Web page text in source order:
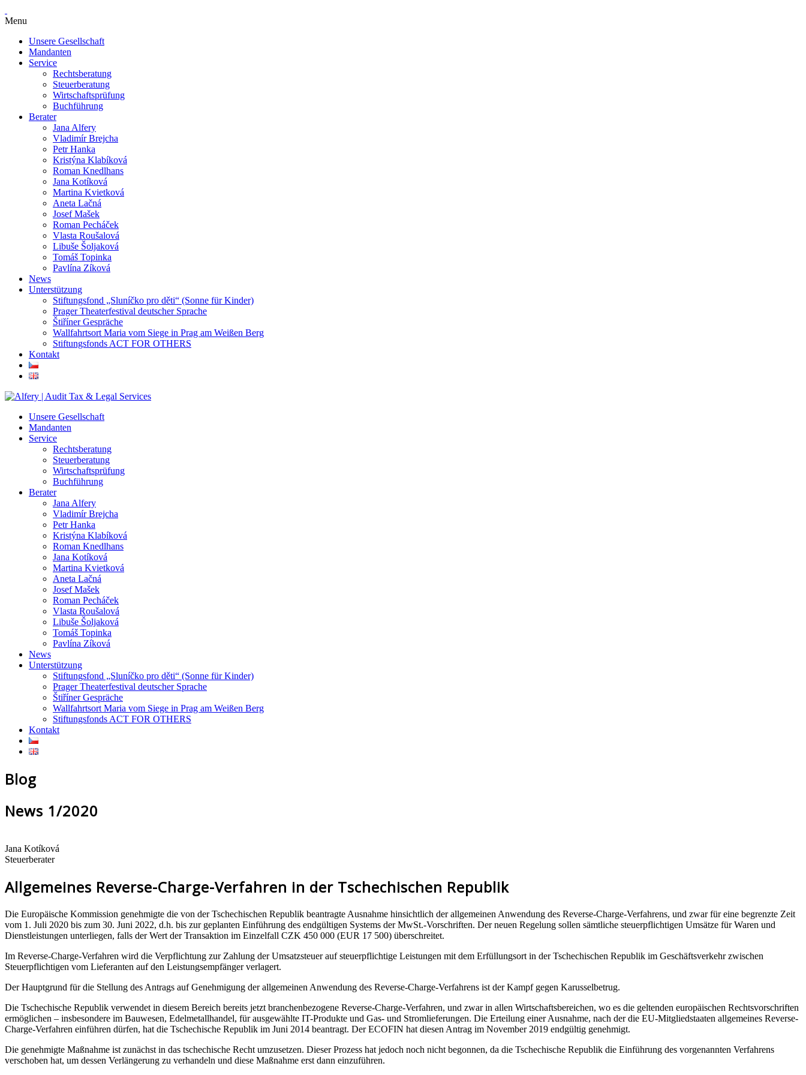
Menu
Unsere Gesellschaft
Mandanten
Service
Rechtsberatung
Steuerberatung
Wirtschaftsprüfung
Buchführung
Berater
Jana Alfery
Vladimír Brejcha
Petr Hanka
Kristýna Klabíková
Roman Knedlhans
Jana Kotíková
Martina Kvietková
Aneta Lačná
Josef Mašek
Roman Pecháček
Vlasta Roušalová
Libuše Šoljaková
Tomáš Topinka
Pavlína Zíková
News
Unterstützung
Stiftungsfond „Sluníčko pro děti“ (Sonne für Kinder)
Prager Theaterfestival deutscher Sprache
Štiříner Gespräche
Wallfahrtsort Maria vom Siege in Prag am Weißen Berg
Stiftungsfonds ACT FOR OTHERS
Kontakt
Unsere Gesellschaft
Mandanten
Service
Rechtsberatung
Steuerberatung
Wirtschaftsprüfung
Buchführung
Berater
Jana Alfery
Vladimír Brejcha
Petr Hanka
Kristýna Klabíková
Roman Knedlhans
Jana Kotíková
Martina Kvietková
Aneta Lačná
Josef Mašek
Roman Pecháček
Vlasta Roušalová
Libuše Šoljaková
Tomáš Topinka
Pavlína Zíková
News
Unterstützung
Stiftungsfond „Sluníčko pro děti“ (Sonne für Kinder)
Prager Theaterfestival deutscher Sprache
Štiříner Gespräche
Wallfahrtsort Maria vom Siege in Prag am Weißen Berg
Stiftungsfonds ACT FOR OTHERS
Kontakt
Blog
News 1/2020
Jana Kotíková
Steuerberater
Allgemeines Reverse-Charge-Verfahren in der Tschechischen Republik
Die Europäische Kommission genehmigte die von der Tschechischen Republik beantragte Ausnahme hinsichtlich der allgemeinen Anwendung des Reverse-Charge-Verfahrens, und zwar für eine begrenzte Zeit
vom 1. Juli 2020 bis zum 30. Juni 2022, d.h. bis zur geplanten Einführung des endgültigen Systems der MwSt.-Vorschriften. Der neuen Regelung sollen sämtliche steuerpflichtigen Umsätze für Waren und
Dienstleistungen unterliegen, falls der Wert der Transaktion im Einzelfall CZK 450 000 (EUR 17 500) überschreitet.
Im Reverse-Charge-Verfahren wird die Verpflichtung zur Zahlung der Umsatzsteuer auf steuerpflichtige Leistungen mit dem Erfüllungsort in der Tschechischen Republik im Geschäftsverkehr zwischen
Steuerpflichtigen vom Lieferanten auf den Leistungsempfänger verlagert.
Der Hauptgrund für die Stellung des Antrags auf Genehmigung der allgemeinen Anwendung des Reverse-Charge-Verfahrens ist der Kampf gegen Karusselbetrug.
Die Tschechische Republik verwendet in diesem Bereich bereits jetzt branchenbezogene Reverse-Charge-Verfahren, und zwar in allen Wirtschaftsbereichen, wo es die geltenden europäischen Rechtsvorschriften
ermöglichen – insbesondere im Bauwesen, Edelmetallhandel, für ausgewählte IT-Produkte und Gas- und Stromlieferungen. Die Erteilung einer Ausnahme, nach der die EU-Mitgliedstaaten allgemeines Reverse-
Charge-Verfahren einführen dürfen, hat die Tschechische Republik im Juni 2014 beantragt. Der ECOFIN hat diesen Antrag im November 2019 endgültig genehmigt.
Die genehmigte Maßnahme ist zunächst in das tschechische Recht umzusetzen. Dieser Prozess hat jedoch noch nicht begonnen, da die Tschechische Republik die Einführung des vorgenannten Verfahrens
verschoben hat, um dessen Verlängerung zu verhandeln und diese Maßnahme erst dann einzuführen.